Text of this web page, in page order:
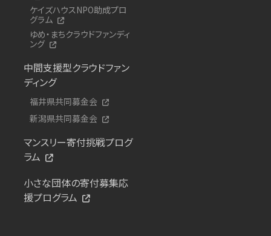
ケイズハウスNPO助成プロ
グラム
ゆめ・まちクラウドファンディ
ング
中間支援型クラウドファン
ディング
福井県共同募金会
新潟県共同募金会
マンスリー寄付挑戦プログ
ラム
小さな団体の寄付募集応
援プログラム